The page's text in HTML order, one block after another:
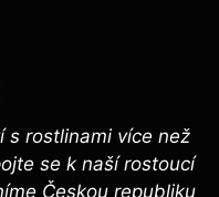
s rostlinami více než
se k naší rostoucí
Českou republiku